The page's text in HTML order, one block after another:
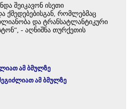
შეიკავონ ისეთი
ქმედებებისგან, რომლებმაც
და ტრანსატლანტიკური
- აღნიშნა თურქეთის
ამ ბმულზე
ამ ბმულზე